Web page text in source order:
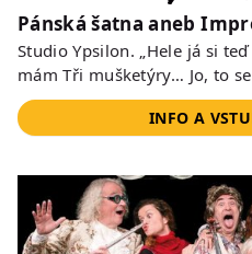
Pánská šatna aneb
Studio Ypsilon. „Hele já si
mám Tři mušketýry… Jo, to
INFO A